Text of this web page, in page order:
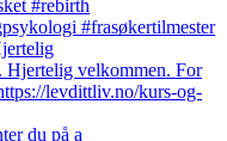
du på a